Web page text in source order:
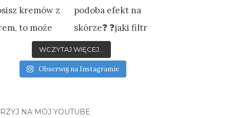
WCZYTAJ WIĘCEJ...
Obserwuj na Instagramie
NA MÓJ YOUTUBE